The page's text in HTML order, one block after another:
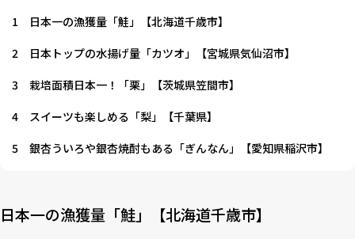
1
日本一の漁獲量「鮭」【北海道千歳市】
2
日本トップの水揚げ量「カツオ」【宮城県気仙沼市】
3
栽培面積日本一！「栗」【茨城県笠間市】
4
スイーツも楽しめる「梨」【千葉県】
5
銀杏ういろや銀杏焼酎もある「ぎんなん」【愛知県稲沢市】
日本一の漁獲量「鮭」【北海道千歳市】